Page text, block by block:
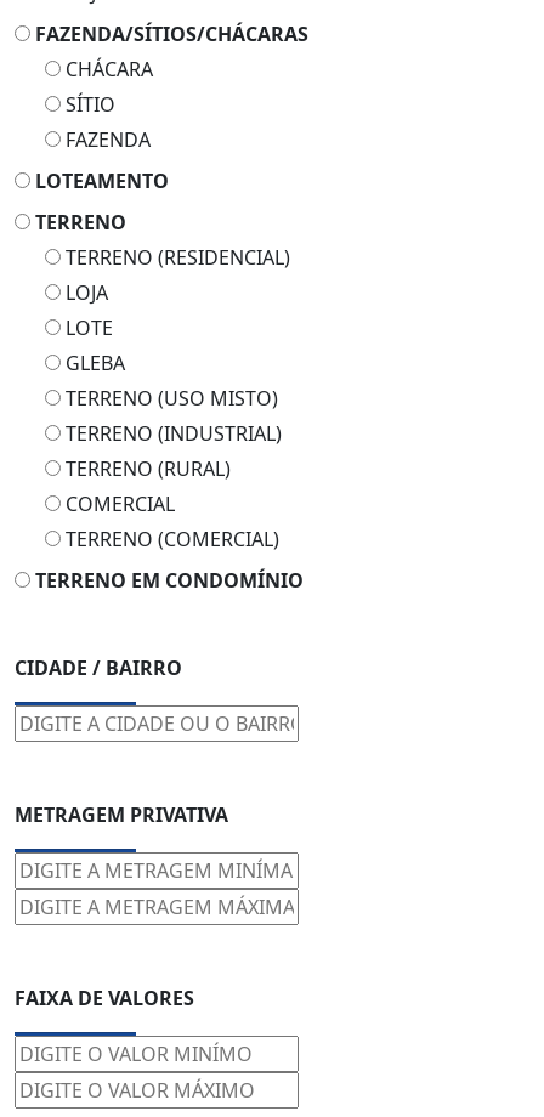
FAZENDA/SÍTIOS/CHÁCARAS
CHÁCARA
SÍTIO
FAZENDA
LOTEAMENTO
TERRENO
TERRENO (RESIDENCIAL)
LOJA
LOTE
GLEBA
TERRENO (USO MISTO)
TERRENO (INDUSTRIAL)
TERRENO (RURAL)
COMERCIAL
TERRENO (COMERCIAL)
TERRENO EM CONDOMÍNIO
CIDADE / BAIRRO
METRAGEM PRIVATIVA
FAIXA DE VALORES